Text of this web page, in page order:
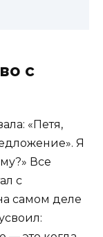
с
«Петя,
Я
Все
с
самом деле